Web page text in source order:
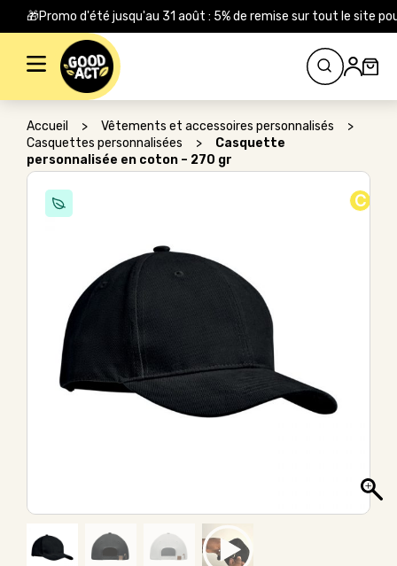
🎁Promo d'été jusqu'au 31 août : 5% de remise sur tout le site
Rechercher :
Accueil > Vêtements et accessoires personnalisés
>
Casquettes personnalisées
>
Casquette
personnalisée en coton – 270 gr
C